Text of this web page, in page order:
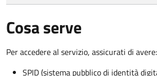
Cosa serve
Per accedere al servizio, assicurati di avere:
SPID (sistema pubblico di identità